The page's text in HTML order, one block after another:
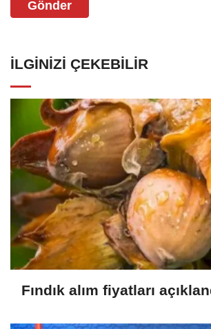
Gönder
İLGINIZI ÇEKEBILIR
Fındık alım fiyatları